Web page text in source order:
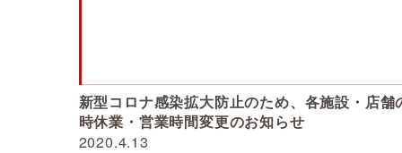
2020.4.13
新型コロナ感染拡大防止のため、各施設・店舗
時休業・営業時間変更のお知らせ